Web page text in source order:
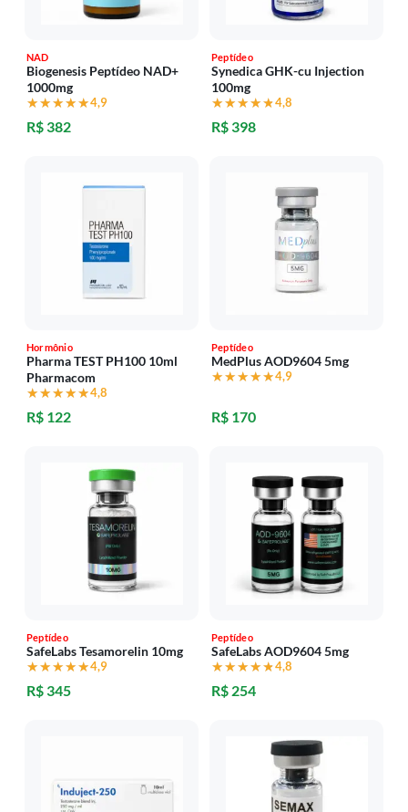
NAD
Biogenesis Peptídeo NAD+
1000mg
★★★★★
★★★★★4,9
R$ 382
Peptídeo
Synedica GHK-cu Injection
100mg
★★★★★
★★★★★4,8
R$ 398
Hormônio
Pharma TEST PH100 10ml
Pharmacom
★★★★★
★★★★★4,8
R$ 122
Peptídeo
MedPlus AOD9604 5mg
★★★★★
★★★★★4,9
R$ 170
Peptídeo
SafeLabs Tesamorelin 10mg
★★★★★
★★★★★4,9
R$ 345
Peptídeo
SafeLabs AOD9604 5mg
★★★★★
★★★★★4,8
R$ 254